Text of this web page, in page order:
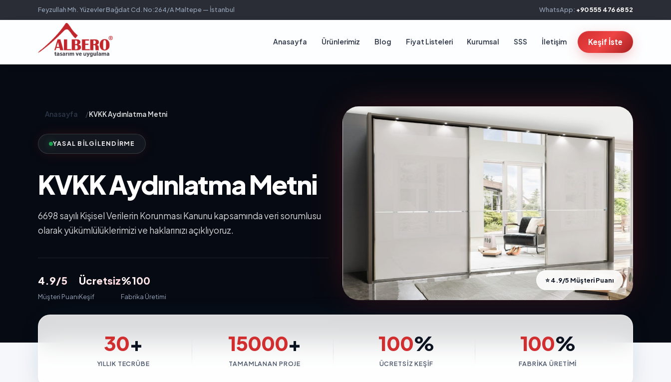
Feyzullah Mh. Yüzevler Bağdat Cd. No:264/A Maltepe — İstanbul WhatsApp: +90 555 476 68 52
Anasayfa Ürünlerimiz Blog Fiyat Listeleri Kurumsal SSS İletişim Keşif İste
Anasayfa /KVKK Aydınlatma Metni
YASAL BILGILENDIRME
KVKK Aydınlatma Metni
6698 sayılı Kişisel Verilerin Korunması Kanunu kapsamında veri sorumlusu
olarak yükümlülüklerimizi ve haklarınızı açıklıyoruz.
4.9/5
Müşteri Puanı
Ücretsiz
Keşif
%100
Fabrika Üretimi
⭐ 4.9/5 Müşteri Puanı
30+
YILLIK TECRÜBE
15000+
TAMAMLANAN PROJE
100%
ÜCRETSIZ KEŞIF
100%
FABRIKA ÜRETIMI